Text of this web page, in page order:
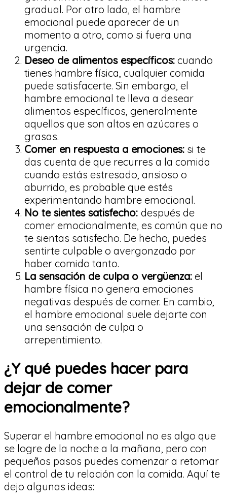
gradual. Por otro lado, el hambre
emocional puede aparecer de un
momento a otro, como si fuera una
urgencia.
Deseo de alimentos específicos: cuando
tienes hambre física, cualquier comida
puede satisfacerte. Sin embargo, el
hambre emocional te lleva a desear
alimentos específicos, generalmente
aquellos que son altos en azúcares o
grasas.
Comer en respuesta a emociones: si te
das cuenta de que recurres a la comida
cuando estás estresado, ansioso o
aburrido, es probable que estés
experimentando hambre emocional.
No te sientes satisfecho: después de
comer emocionalmente, es común que no
te sientas satisfecho. De hecho, puedes
sentirte culpable o avergonzado por
haber comido tanto.
La sensación de culpa o vergüenza: el
hambre física no genera emociones
negativas después de comer. En cambio,
el hambre emocional suele dejarte con
una sensación de culpa o
arrepentimiento.
¿Y qué puedes hacer para
dejar de comer
emocionalmente?
Superar el hambre emocional no es algo que
se logre de la noche a la mañana, pero con
pequeños pasos puedes comenzar a retomar
el control de tu relación con la comida. Aquí te
dejo algunas ideas: